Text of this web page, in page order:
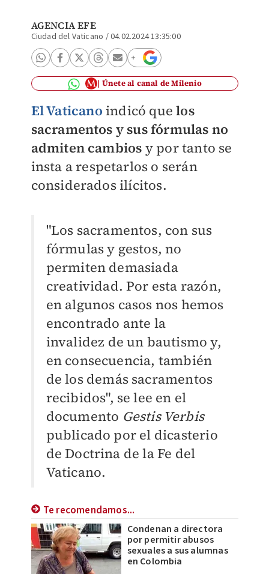
AGENCIA EFE
Ciudad del Vaticano /04.02.2024 13:35:00
Únete al canal de Milenio
El Vaticano indicó quelos
sacramentos y sus fórmulas no
admiten cambios y por tanto se
insta a respetarlos o serán
considerados ilícitos.
"Los sacramentos, con sus
fórmulas y gestos, no
permiten demasiada
creatividad. Por esta razón,
en algunos casos nos hemos
encontrado ante la
invalidez de un bautismo y,
en consecuencia, también
de los demás sacramentos
recibidos", se lee en el
documento Gestis Verbis
publicado por el dicasterio
de Doctrina de la Fe del
Vaticano.
Te recomendamos...
Condenan a directora
por permitir abusos
sexuales a sus alumnas
en Colombia